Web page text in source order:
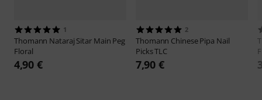
1
Thomann Nataraj Sitar Main Peg
Floral
4,90 €
2
Thomann Chinese Pipa Nail
Picks TLC
7,90 €